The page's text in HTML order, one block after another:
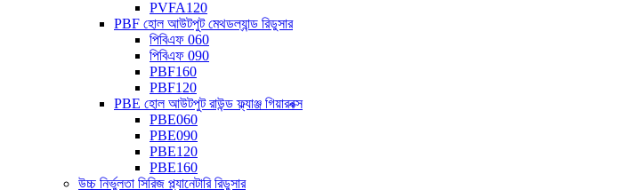
PVFA120
PBF হোল আউটপুট মেথডল্যান্ড রিডুসার
পিবিএফ 060
পিবিএফ 090
PBF160
PBF120
PBE হোল আউটপুট রাউন্ড ফ্ল্যাঞ্জ গিয়ারবক্স
PBE060
PBE090
PBE120
PBE160
উচ্চ নির্ভুলতা সিরিজ প্ল্যানেটারি রিডুসার